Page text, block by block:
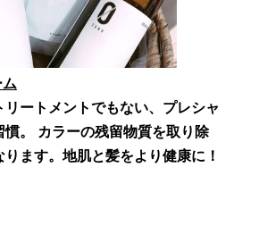
ートメントでもない、プレシャ
慣。 カラーの残留物質を取り除
ます。地肌と髪をより健康に！